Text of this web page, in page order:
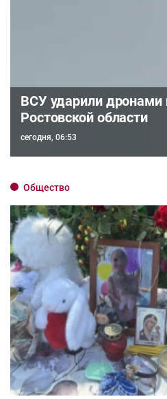
ВСУ ударили дронами
Ростовской области
сегодня, 06:53
Общество